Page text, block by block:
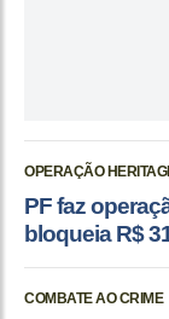
OPERAÇÃO
PF faz
bloqueia R$
COMBATE AO CRIME